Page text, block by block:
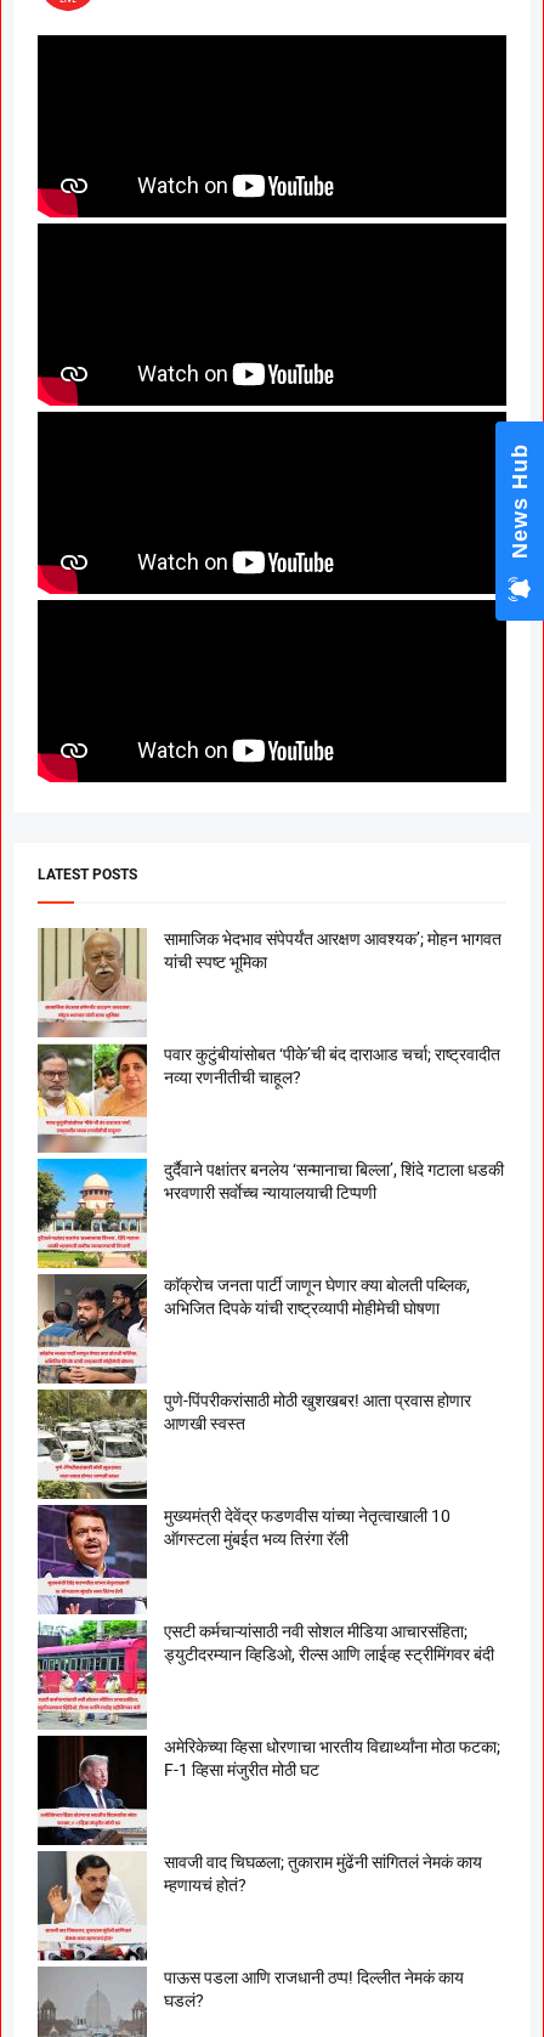
LATEST POSTS
सामाजिक भेदभाव संपेपर्यंत आरक्षण आवश्यक’; मोहन भागवत
यांची स्पष्ट भूमिका
पवार कुटुंबीयांसोबत ‘पीके’ची बंद दाराआड चर्चा; राष्ट्रवादीत
नव्या रणनीतीची चाहूल?
दुर्दैवाने पक्षांतर बनलेय ‘सन्मानाचा बिल्ला’, शिंदे गटाला धडकी
भरवणारी सर्वाेच्च न्यायालयाची टिप्पणी
काॅक्राेच जनता पार्टी जाणून घेणार क्या बाेलती पब्लिक,
अभिजित दिपके यांची राष्ट्रव्यापी माेहीमेची घाेषणा
पुणे-पिंपरीकरांसाठी मोठी खुशखबर! आता प्रवास होणार
आणखी स्वस्त
मुख्यमंत्री देवेंद्र फडणवीस यांच्या नेतृत्वाखाली 10
ऑगस्टला मुंबईत भव्य तिरंगा रॅली
एसटी कर्मचाऱ्यांसाठी नवी सोशल मीडिया आचारसंहिता;
ड्युटीदरम्यान व्हिडिओ, रील्स आणि लाईव्ह स्ट्रीमिंगवर बंदी
अमेरिकेच्या व्हिसा धोरणाचा भारतीय विद्यार्थ्यांना मोठा फटका;
F-1 व्हिसा मंजुरीत मोठी घट
सावजी वाद चिघळला; तुकाराम मुंढेंनी सांगितलं नेमकं काय
म्हणायचं होतं?
पाऊस पडला आणि राजधानी ठप्प! दिल्लीत नेमकं काय
घडलं?
News Hub